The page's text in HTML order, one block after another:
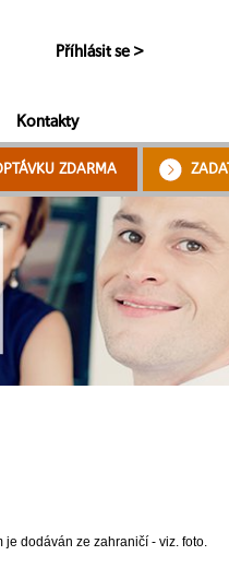
Příhlásit se >
Kontakty
ZDARMA
je dodáván ze zahraničí - viz. foto.